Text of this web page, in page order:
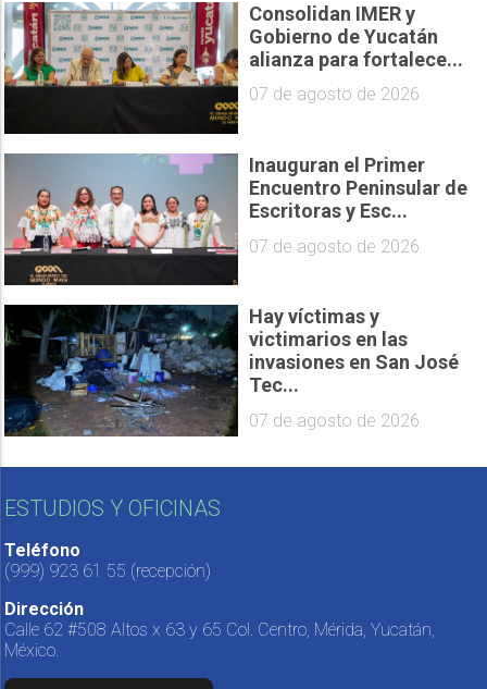
Consolidan IMER y
Gobierno de Yucatán
alianza para fortalece...
07 de agosto de 2026
Inauguran el Primer
Encuentro Peninsular de
Escritoras y Esc...
07 de agosto de 2026
Hay víctimas y
victimarios en las
invasiones en San José
Tec...
07 de agosto de 2026
ESTUDIOS Y OFICINAS
Teléfono
(999) 923 61 55 (recepción)
Dirección
Calle 62 #508 Altos x 63 y 65 Col. Centro, Mérida, Yucatán,
México.